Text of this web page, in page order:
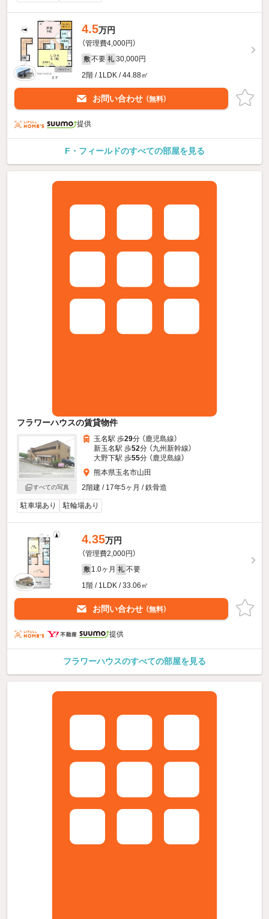
4.5万円
（管理費4,000円）
敷 不要 礼 30,000円
2階 / 1LDK / 44.88㎡
お問い合わせ （無料）
提供
F・フィールドのすべての部屋を見る
フラワーハウスの賃貸物件
すべての写真
玉名駅 歩29分 （鹿児島線）
新玉名駅 歩52分 （九州新幹線）
大野下駅 歩55分 （鹿児島線）
熊本県玉名市山田
2階建 / 17年5ヶ月 / 鉄骨造
駐車場あり 駐輪場あり
4.35万円
（管理費2,000円）
敷 1.0ヶ月 礼 不要
1階 / 1LDK / 33.06㎡
お問い合わせ （無料）
提供
フラワーハウスのすべての部屋を見る